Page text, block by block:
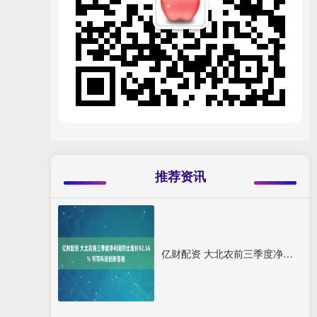
推荐资讯
亿财配资 大北农前三季度净利润同比增长92.56% 书写科技创新答卷